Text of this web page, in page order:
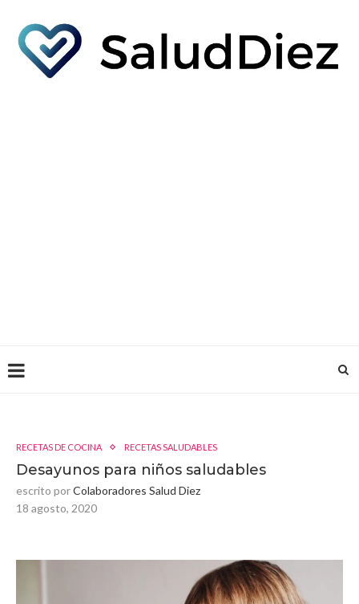
RECETAS DE COCINA RECETAS SALUDABLES
Desayunos para niños saludables
escrito porColaboradores Salud Diez
18 agosto, 2020